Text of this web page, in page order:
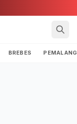
BREBES PEMALANG